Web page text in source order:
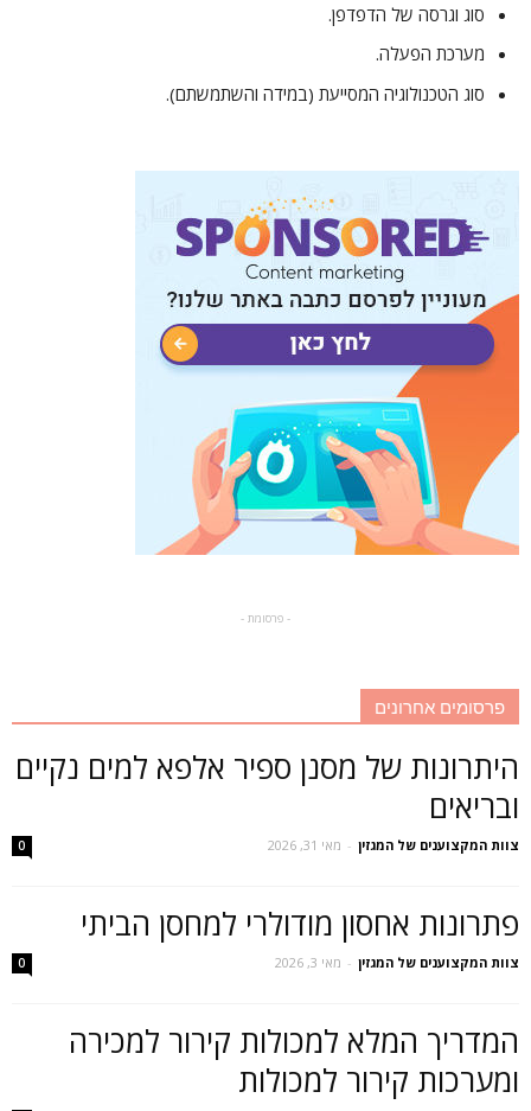
סוג וגרסה של הדפדפן.
מערכת הפעלה.
סוג הטכנולוגיה המסייעת (במידה והשתמשתם).
- פרסומת -
פרסומים אחרונים
היתרונות של מסנן ספיר אלפא למים נקיים
ובריאים
צוות המקצוענים של המגזין - מאי 31, 2026 0
פתרונות אחסון מודולרי למחסן הביתי
צוות המקצוענים של המגזין - מאי 3, 2026 0
המדריך המלא למכולות קירור למכירה
ומערכות קירור למכולות